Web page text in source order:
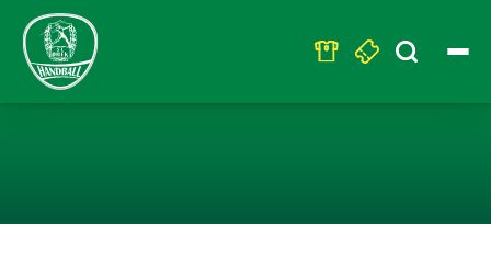
Search
for: